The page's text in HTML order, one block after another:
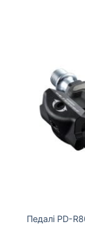
Педалі PD-